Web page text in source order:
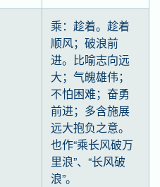
乘：趁着。趁着
顺风；破浪前
进。比喻志向远
大；气魄雄伟；
不怕困难；奋勇
前进；多含施展
远大抱负之意。
也作“乘长风破万
里浪”、“长风破
浪”。